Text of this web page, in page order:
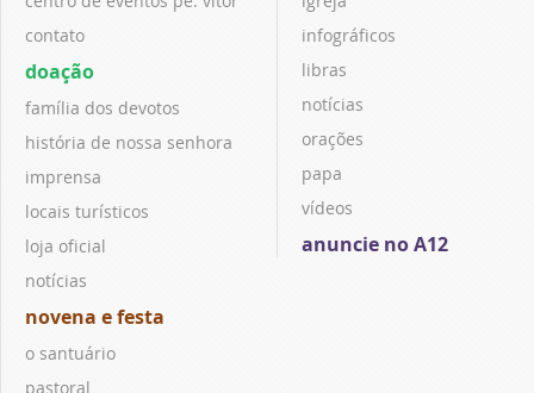
contato
doação
família dos devotos
história de nossa senhora
imprensa
locais turísticos
loja oficial
notícias
novena e festa
o santuário
pastoral
infográficos
libras
notícias
orações
papa
vídeos
anuncie no A12